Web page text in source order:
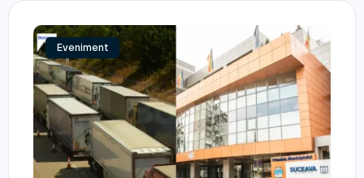
Eveniment